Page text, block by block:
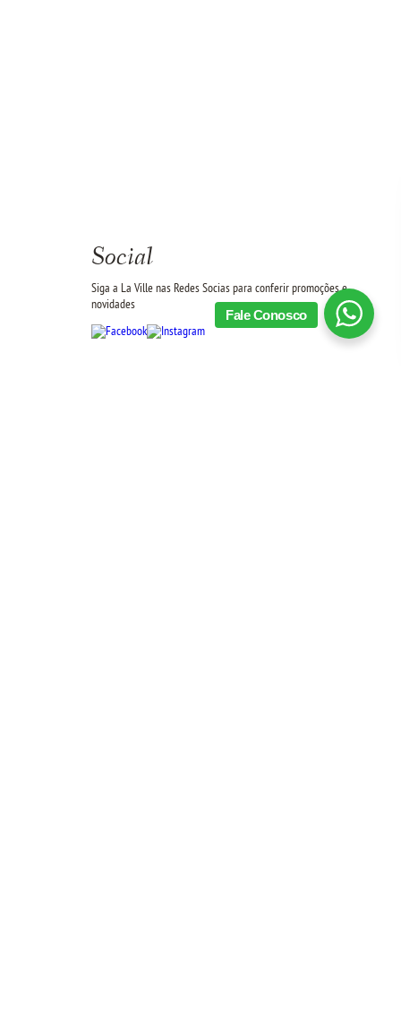
Social
Siga a La Ville nas Redes Socias para conferir promoções e
novidades
Fale Conosco